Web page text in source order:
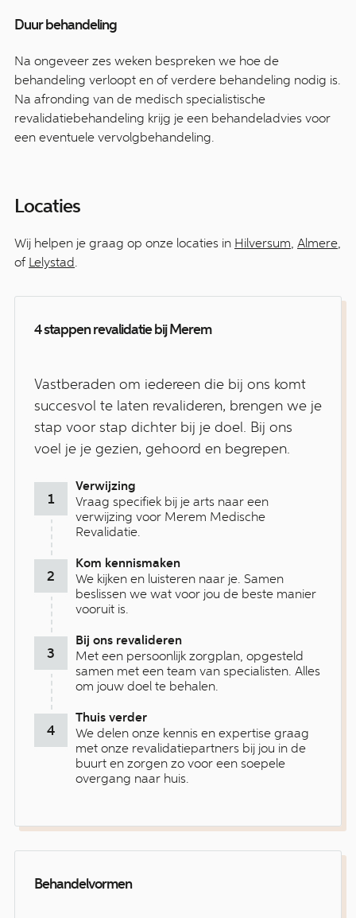
Duur behandeling
Na ongeveer zes weken bespreken we hoe de
behandeling verloopt en of verdere behandeling nodig is.
Na afronding van de medisch specialistische
revalidatiebehandeling krijg je een behandeladvies voor
een eventuele vervolgbehandeling.
Locaties
Wij helpen je graag op onze locaties in Hilversum, Almere,
of Lelystad.
4 stappen revalidatie bij Merem
Vastberaden om iedereen die bij ons komt
succesvol te laten revalideren, brengen we je
stap voor stap dichter bij je doel. Bij ons
voel je je gezien, gehoord en begrepen.
Verwijzing
Vraag specifiek bij je arts naar een
verwijzing voor Merem Medische
Revalidatie.
Kom kennismaken
We kijken en luisteren naar je. Samen
beslissen we wat voor jou de beste manier
vooruit is.
Bij ons revalideren
Met een persoonlijk zorgplan, opgesteld
samen met een team van specialisten. Alles
om jouw doel te behalen.
Thuis verder
We delen onze kennis en expertise graag
met onze revalidatiepartners bij jou in de
buurt en zorgen zo voor een soepele
overgang naar huis.
Behandelvormen